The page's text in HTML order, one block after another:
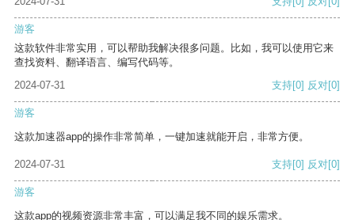
游客
这款软件非常实用，可以帮助我解决很多问题。比如，我可以使用它来
查找资料、翻译语言、编写代码等。
2024-07-31
支持[0] 反对[0]
游客
这款加速器app的操作非常简单，一键加速就能开启，非常方便。
2024-07-31 支持[0] 反对[0]
游客
这款app的视频资源非常丰富，可以满足我不同的娱乐需求。